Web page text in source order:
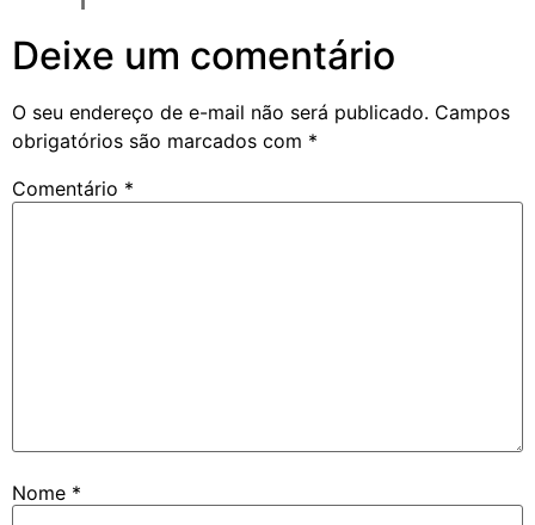
Deixe um comentário
O seu endereço de e-mail não será publicado. Campos
obrigatórios são marcados com *
Comentário *
Nome *